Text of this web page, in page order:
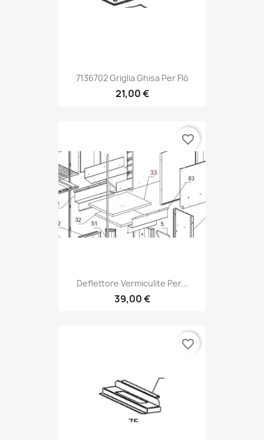
7136702 Griglia Ghisa Per Flò
21,00 €
Deflettore Vermiculite Per...
39,00 €
favorite_border
favorite_border